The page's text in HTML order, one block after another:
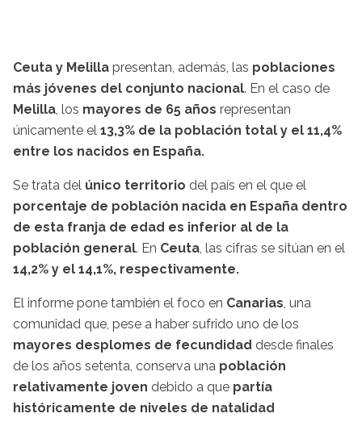
Ceuta y Melilla presentan, además, las poblaciones
más jóvenes del conjunto nacional. En el caso de
Melilla, los mayores de 65 años representan
únicamente el 13,3% de la población total y el 11,4%
entre los nacidos en España.
Se trata del único territorio del país en el que el
porcentaje de población nacida en España dentro
de esta franja de edad es inferior al de la
población general. En Ceuta, las cifras se sitúan en el
14,2% y el 14,1%, respectivamente.
El informe pone también el foco en Canarias, una
comunidad que, pese a haber sufrido uno de los
mayores desplomes de fecundidad desde finales
de los años setenta, conserva una población
relativamente joven debido a que partía
históricamente de niveles de natalidad